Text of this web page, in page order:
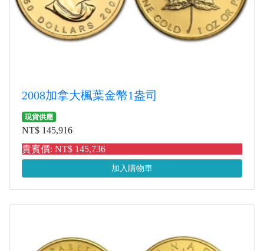
2008加拿大楓葉金幣1盎司
現貨供應
NT$ 145,916
貴賓價: NT$ 145,736
加入購物車